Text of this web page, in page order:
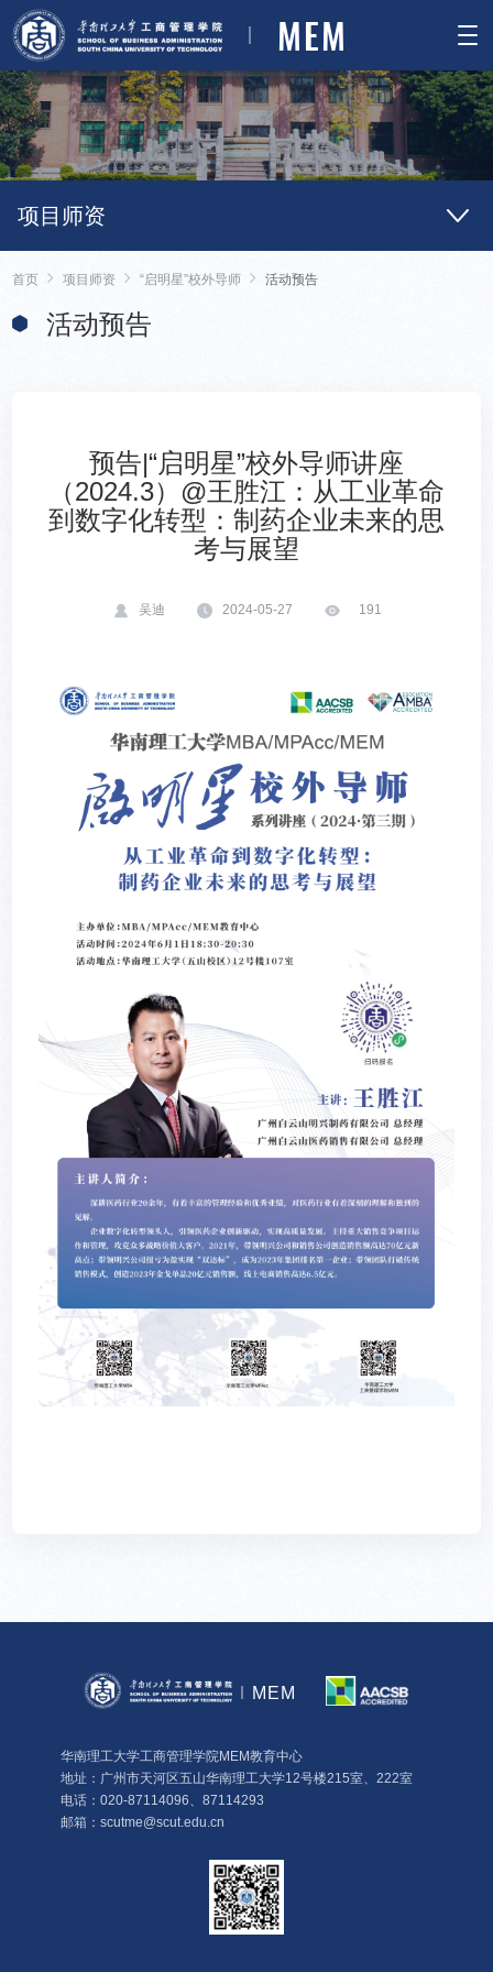
MEM
项目师资
首页 项目师资 “启明星”校外导师 活动预告
活动预告
预告|“启明星”校外导师讲座
（2024.3）@王胜江：从工业革命
到数字化转型：制药企业未来的思
考与展望
吴迪 2024-05-27 191
MEM
华南理工大学工商管理学院MEM教育中心
地址：广州市天河区五山华南理工大学12号楼215室、222室
电话：020-87114096、87114293
邮箱：scutme@scut.edu.cn